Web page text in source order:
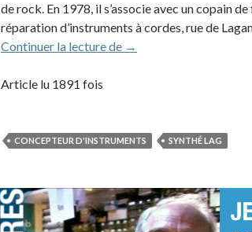
de rock. En 1978, il s’associe avec un copain
réparation d’instruments à cordes, rue de
Continuer la lecture de Lag (1988-1991)
→
Article lu 1891 fois
CONCEPTEUR D'INSTRUMENTS SYNTHÉ LAG